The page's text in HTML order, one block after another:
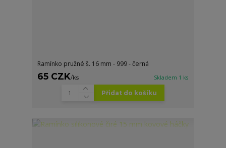
Ramínko pružné š. 16 mm - 999 - černá
65 CZK/ks Skladem 1 ks
Přidat do košíku